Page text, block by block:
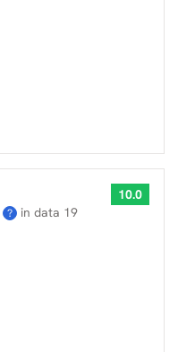
? in data 19
10.0